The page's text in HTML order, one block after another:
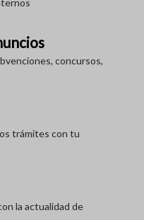
concursos,
trámites con tu
la actualidad de